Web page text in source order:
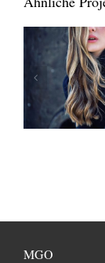
MGO